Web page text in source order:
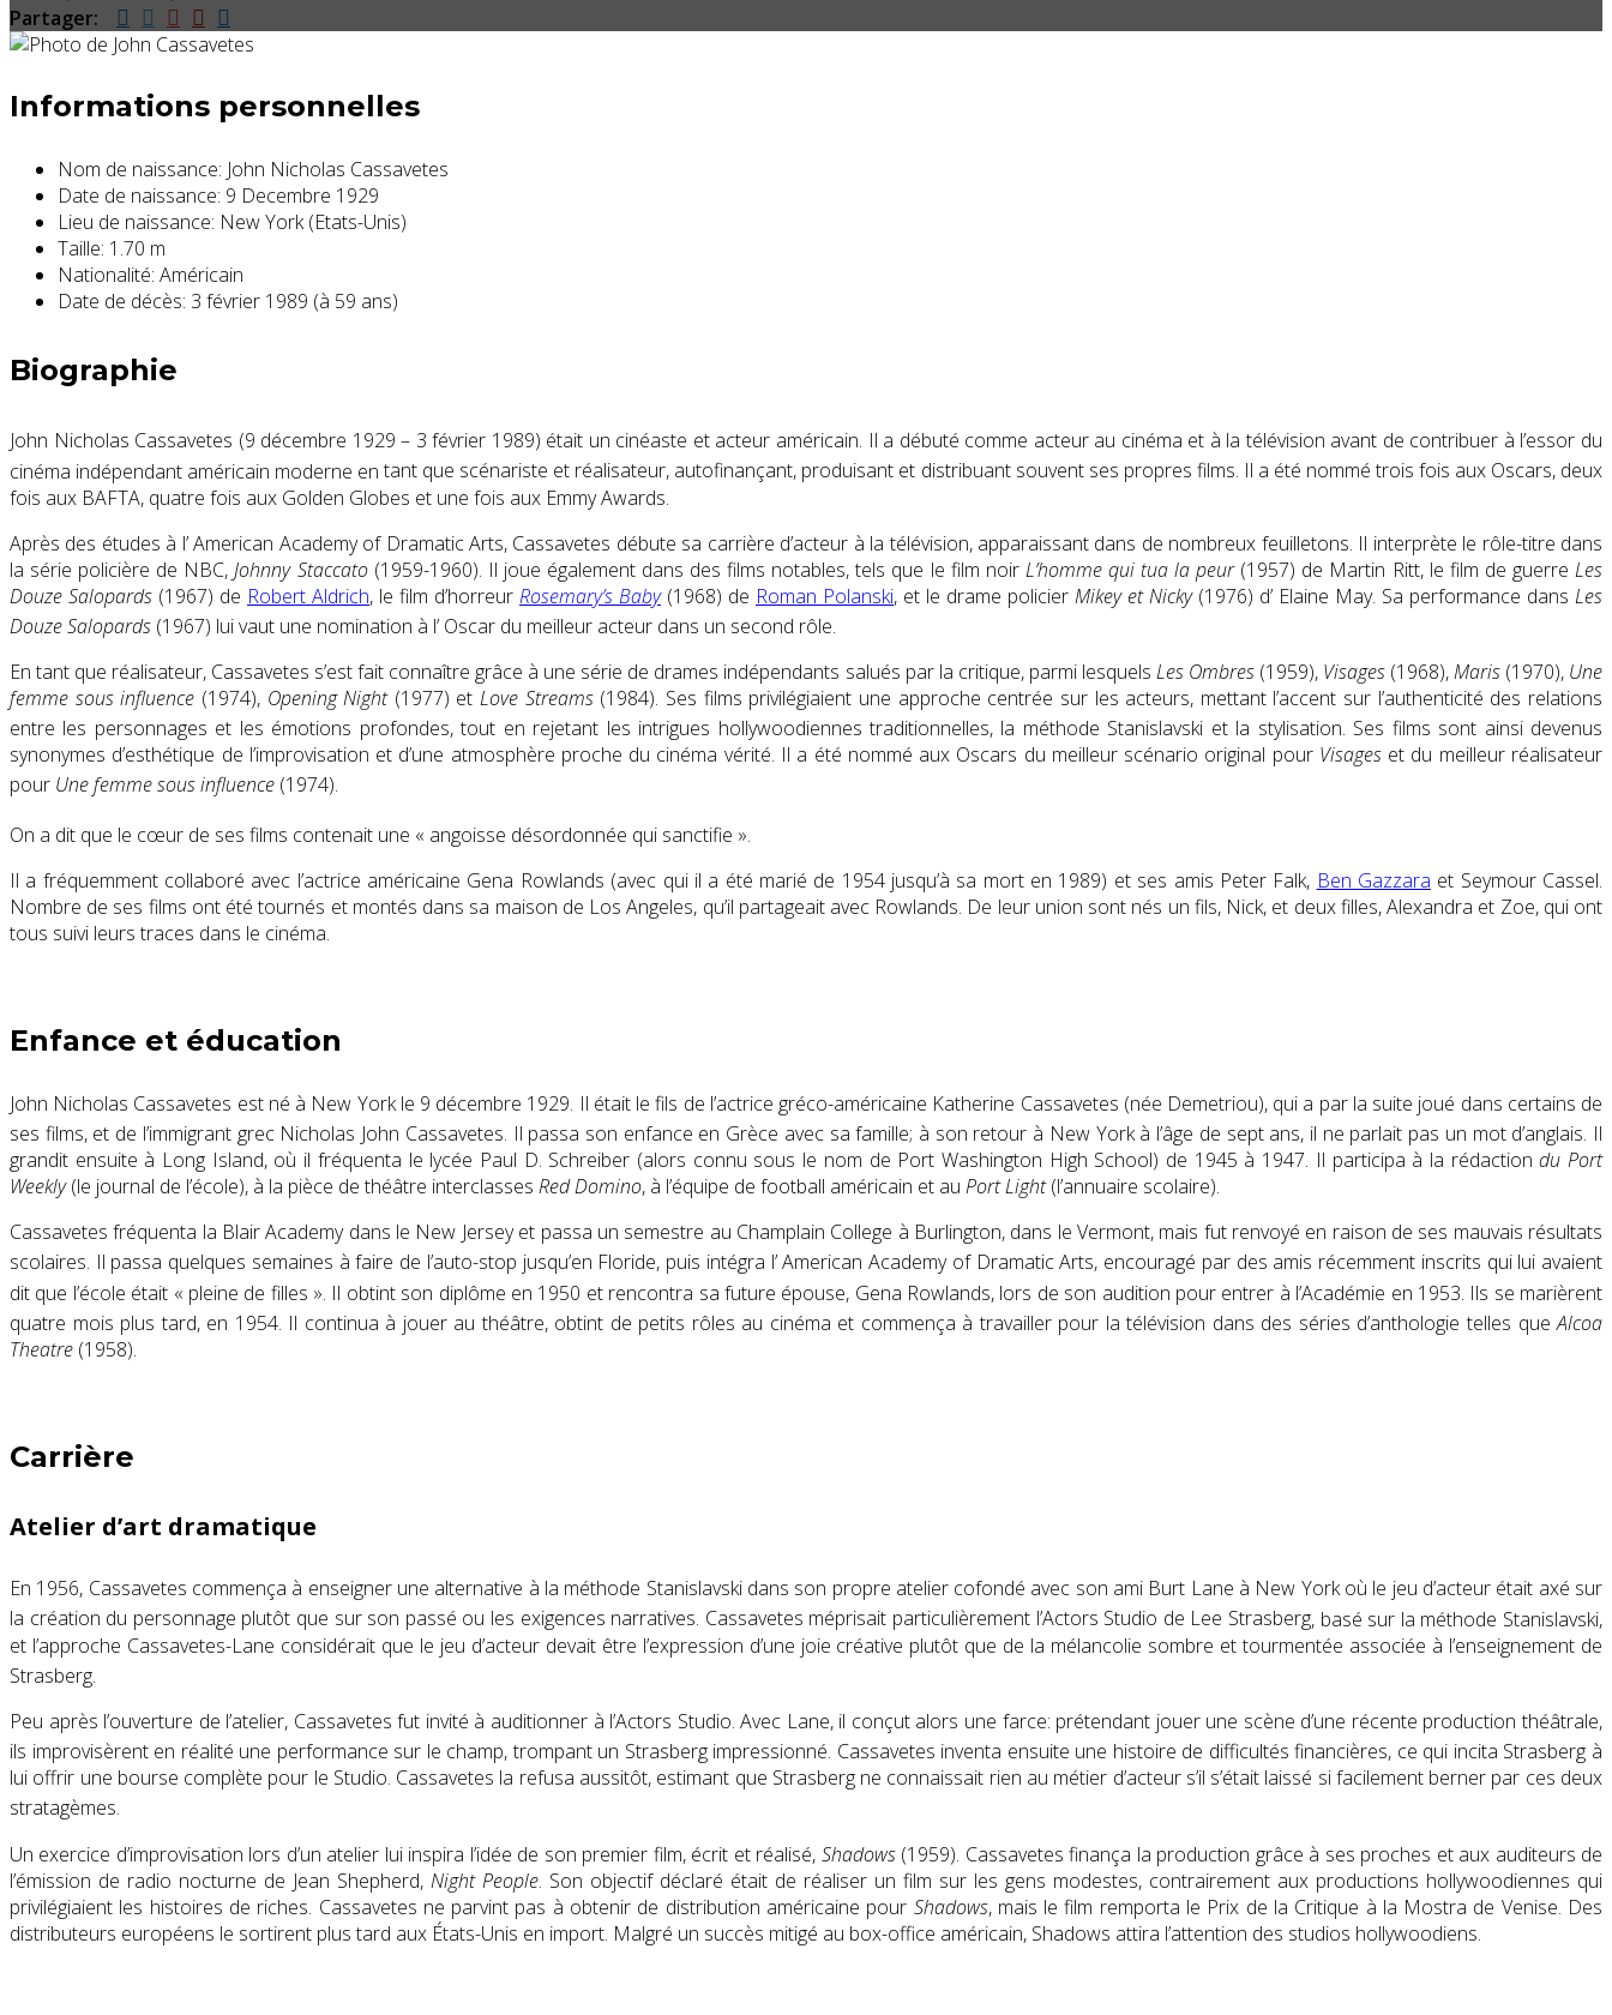
Partager:
Informations personnelles
Nom de naissance: John Nicholas Cassavetes
Date de naissance: 9 Decembre 1929
Lieu de naissance: New York (Etats-Unis)
Taille: 1.70 m
Nationalité: Américain
Date de décès: 3 février 1989 (à 59 ans)
Biographie
John Nicholas Cassavetes (9 décembre 1929 – 3 février 1989) était un cinéaste et acteur américain. Il a débuté comme acteur au cinéma et à la télévision avant de contribuer à l’essor du
cinéma indépendant américain moderne entant que scénariste et réalisateur, autofinançant, produisant et distribuant souvent ses propres films. Il a été nommé trois fois aux Oscars, deux
fois aux BAFTA, quatre fois aux Golden Globes et une fois aux Emmy Awards.
Après des études à l’American Academy of Dramatic Arts, Cassavetes débute sa carrière d’acteur à la télévision, apparaissant dans de nombreux feuilletons. Il interprète le rôle-titre dans
la série policière de NBC,Johnny Staccato(1959-1960). Il joue également dans des films notables, tels que le film noir L’homme qui tua la peur(1957) de Martin Ritt, le film de guerre Les
Douze Salopards (1967) de Robert Aldrich, le film d’horreur Rosemary’s Baby(1968) de Roman Polanski, et le drame policier Mikey et Nicky(1976) d’ Elaine May. Sa performance dans Les
Douze Salopards (1967) lui vaut une nomination à l’ Oscar du meilleur acteur dans un second rôle.
En tant que réalisateur, Cassavetes s’est fait connaître grâce à une série de drames indépendants salués par la critique, parmi lesquels Les Ombres(1959), Visages(1968),Maris(1970), Une
femme sous influence (1974), Opening Night(1977) etLove Streams(1984). Ses films privilégiaient une approche centrée sur les acteurs, mettant l’accent sur l’authenticité des relations
entre les personnages et les émotions profondes, tout en rejetant les intrigues hollywoodiennes traditionnelles, la méthode Stanislavski et la stylisation. Ses films sont ainsi devenus
synonymes d’esthétique de l’improvisation et d’une atmosphère proche du cinéma vérité. Il a été nommé aux Oscars du meilleur scénario original pour Visageset du meilleur réalisateur
pour Une femme sous influence (1974).
On a dit que le cœur de ses films contenait une « angoisse désordonnée qui sanctifie ».
Il a fréquemment collaboré avec l’actrice américaine Gena Rowlands (avec qui il a été marié de 1954 jusqu’à sa mort en 1989) et ses amis Peter Falk, Ben Gazzara et Seymour Cassel.
Nombre de ses films ont été tournés et montés dans sa maison de Los Angeles, qu’il partageait avec Rowlands. De leur union sont nés un fils, Nick, et deux filles,Alexandra et Zoe, qui ont
tous suivi leurs traces dans le cinéma.
Enfance et éducation
John Nicholas Cassavetes est né à New Yorkle 9 décembre 1929. Il était le fils de l’actrice gréco-américaine Katherine Cassavetes (née Demetriou), qui a par la suite joué dans certains de
ses films, et de l’immigrant grec Nicholas John Cassavetes. Il passa son enfance en Grèce avec sa famille; à son retour à New York à l’âge de sept ans, il ne parlait pas un mot d’anglais. Il
grandit ensuite à Long Island, où il fréquenta le lycée Paul D. Schreiber (alors connu sous le nom de Port Washington High School) de 1945 à 1947. Il participa à la rédactiondu Port
Weekly(le journal de l’école), à ​​la pièce de théâtre interclasses Red Domino, à l’équipe de football américain et au Port Light(l’annuaire scolaire).
Cassavetes fréquenta la Blair Academydans le New Jerseyet passa un semestre au Champlain College à Burlington, dans le Vermont, mais fut renvoyé en raison de ses mauvais résultats
scolaires. Il passa quelques semaines à faire de l’auto-stop jusqu’en Floride, puis intégra l’American Academy of Dramatic Arts, encouragé par des amis récemment inscrits qui lui avaient
dit que l’école était « pleine de filles ». Il obtint son diplôme en 1950 et rencontra sa future épouse, Gena Rowlands, lors de son audition pour entrer à l’Académie en 1953. Ils se marièrent
quatre mois plus tard, en 1954. Il continua à jouer au théâtre, obtint de petits rôles au cinéma et commença à travailler pour la télévision dans des séries d’anthologie telles queAlcoa
Theatre (1958).
Carrière
Atelier d’art dramatique
En 1956, Cassavetes commença à enseigner une alternative à la méthode Stanislavskidans son propre atelier cofondé avec son ami Burt Lane à New York où le jeu d’acteur était axé sur
la création du personnage plutôt que sur son passé ou les exigences narratives. Cassavetes méprisait particulièrement l’Actors Studio de Lee Strasberg, basé sur la méthode Stanislavski,
et l’approche Cassavetes-Lane considérait que le jeu d’acteur devait être l’expression d’une joie créative plutôt que de la mélancolie sombre et tourmentée associée à l’enseignement de
Strasberg.
Peu après l’ouverture de l’atelier, Cassavetes fut invité à auditionner à l’Actors Studio. Avec Lane, il conçut alors une farce: prétendant jouer une scène d’une récente production théâtrale,
ils improvisèrent en réalité une performance sur le champ, trompant un Strasberg impressionné. Cassavetes inventa ensuite une histoire de difficultés financières, ce qui incita Strasberg à
lui offrir une bourse complète pour le Studio. Cassavetes la refusa aussitôt, estimant que Strasberg ne connaissait rien au métier d’acteur s’il s’était laissé si facilement berner par ces deux
stratagèmes.
Un exercice d’improvisation lors d’un atelier lui inspira l’idée de son premier film, écrit et réalisé, Shadows(1959). Cassavetes finança la production grâce à ses proches et aux auditeurs de
l’émission de radio nocturne de Jean Shepherd, Night People. Son objectif déclaré était de réaliser un film sur les gens modestes, contrairement aux productions hollywoodiennes qui
privilégiaient les histoires de riches. Cassavetes ne parvint pas à obtenir de distribution américaine pour Shadows, mais le film remporta le Prix de la Critique à la Mostra de Venise. Des
distributeurs européens le sortirent plus tard aux États-Unis en import. Malgré un succès mitigé au box-office américain, Shadows attira l’attention des studios hollywoodiens.